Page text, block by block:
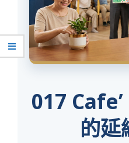
017
的延